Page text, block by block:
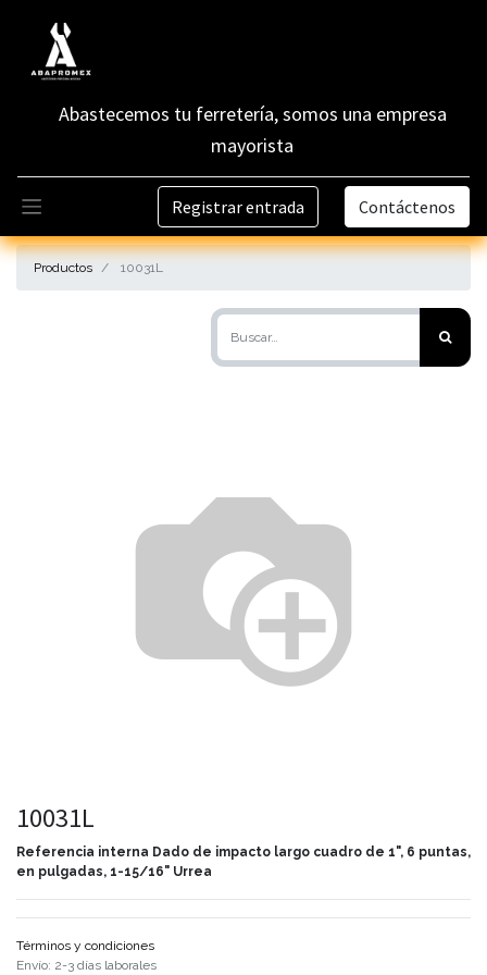
Abastecemos tu ferretería, somos una empresa
mayorista
Registrar entrada Contáctenos
Productos 10031L
10031L
Referencia interna Dado de impacto largo cuadro de 1", 6 puntas,
en pulgadas, 1-15/16" Urrea
Términos y condiciones
Envío: 2-3 días laborales